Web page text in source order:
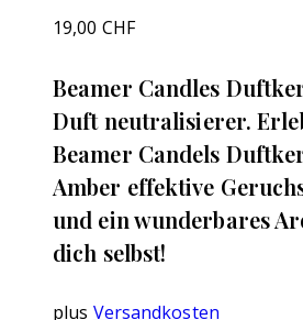
19,00 CHF
Beamer Candles
Duft neutralisierer.
Beamer Candels
Amber effektive
und ein wunderbares
dich selbst!
plus Versandkosten